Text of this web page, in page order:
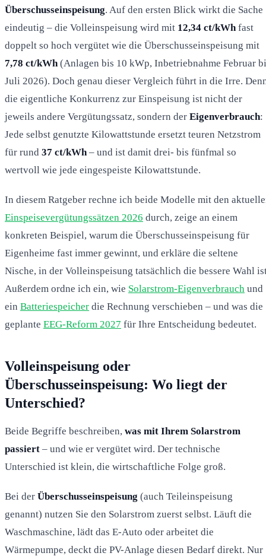
Überschusseinspeisung. Auf den ersten Blick wirkt die Sache
eindeutig – die Volleinspeisung wird mit 12,34 ct/kWh fast
doppelt so hoch vergütet wie die Überschusseinspeisung mit
7,78 ct/kWh (Anlagen bis 10 kWp, Inbetriebnahme Februar
Juli 2026). Doch genau dieser Vergleich führt in die Irre.
die eigentliche Konkurrenz zur Einspeisung ist nicht der
jeweils andere Vergütungssatz, sondern der Eigenverbrauch:
Jede selbst genutzte Kilowattstunde ersetzt teuren Netzstrom
für rund 37 ct/kWh – und ist damit drei- bis fünfmal so
wertvoll wie jede eingespeiste Kilowattstunde.
In diesem Ratgeber rechne ich beide Modelle mit den
Einspeisevergütungssätzen 2026 durch, zeige an einem
konkreten Beispiel, warum die Überschusseinspeisung für
Eigenheime fast immer gewinnt, und erkläre die seltene
Nische, in der Volleinspeisung tatsächlich die bessere Wahl
Außerdem ordne ich ein, wie Solarstrom-Eigenverbrauch und
ein Batteriespeicher die Rechnung verschieben – und was die
geplante EEG-Reform 2027 für Ihre Entscheidung bedeutet.
Volleinspeisung oder
Überschusseinspeisung: Wo liegt der
Unterschied?
Beide Begriffe beschreiben, was mit Ihrem Solarstrom
passiert – und wie er vergütet wird. Der technische
Unterschied ist klein, die wirtschaftliche Folge groß.
Bei der Überschusseinspeisung (auch Teileinspeisung
genannt) nutzen Sie den Solarstrom zuerst selbst. Läuft die
Waschmaschine, lädt das E-Auto oder arbeitet die
Wärmepumpe, deckt die PV-Anlage diesen Bedarf direkt. Nur